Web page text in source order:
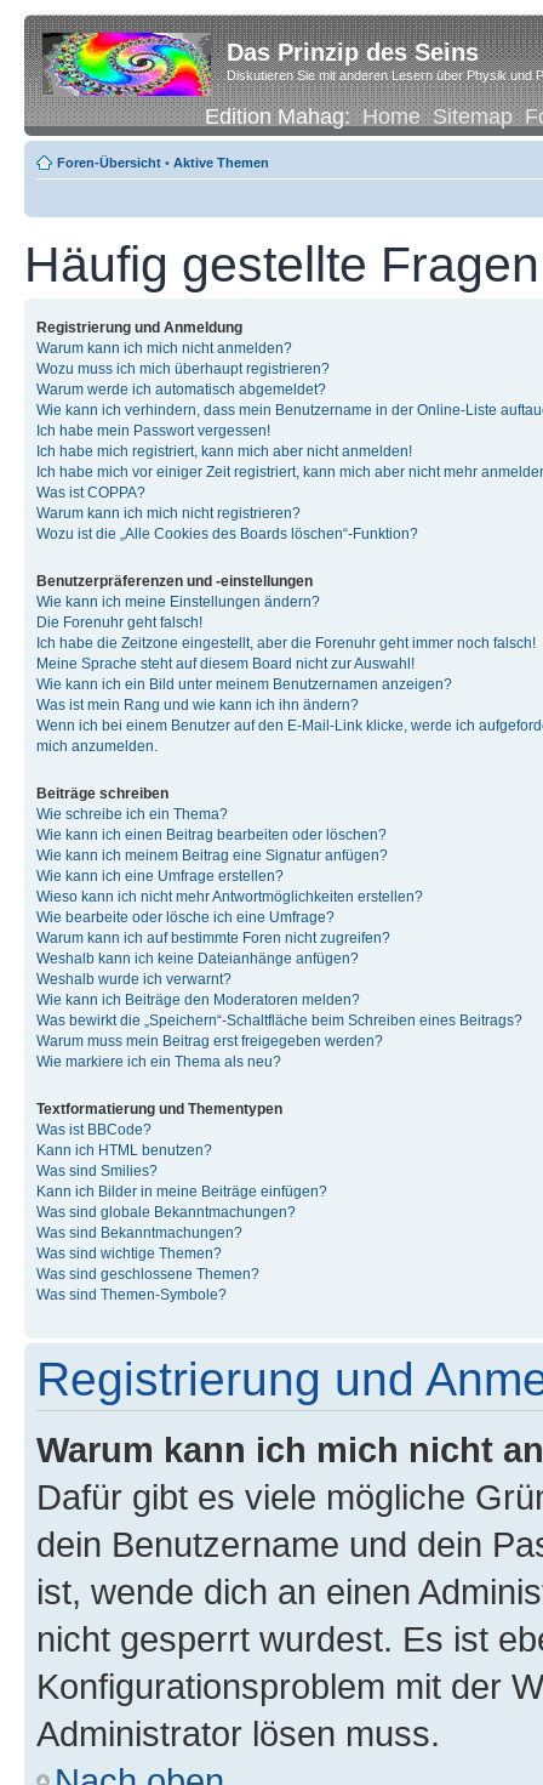
Das Prinzip des Seins
Diskutieren Sie mit anderen Lesern über Physik und
Edition Mahag:Home Sitemap
Foren-Übersicht • Aktive Themen
Häufig gestellte Fragen
Registrierung und Anmeldung
Warum kann ich mich nicht anmelden?
Wozu muss ich mich überhaupt registrieren?
Warum werde ich automatisch abgemeldet?
Wie kann ich verhindern, dass mein Benutzername in der Online-Liste
Ich habe mein Passwort vergessen!
Ich habe mich registriert, kann mich aber nicht anmelden!
Ich habe mich vor einiger Zeit registriert, kann mich aber nicht mehr
Was ist COPPA?
Warum kann ich mich nicht registrieren?
Wozu ist die „Alle Cookies des Boards löschen“-Funktion?
Benutzerpräferenzen und -einstellungen
Wie kann ich meine Einstellungen ändern?
Die Forenuhr geht falsch!
Ich habe die Zeitzone eingestellt, aber die Forenuhr geht immer noch falsch!
Meine Sprache steht auf diesem Board nicht zur Auswahl!
Wie kann ich ein Bild unter meinem Benutzernamen anzeigen?
Was ist mein Rang und wie kann ich ihn ändern?
Wenn ich bei einem Benutzer auf den E-Mail-Link klicke, werde ich
mich anzumelden.
Beiträge schreiben
Wie schreibe ich ein Thema?
Wie kann ich einen Beitrag bearbeiten oder löschen?
Wie kann ich meinem Beitrag eine Signatur anfügen?
Wie kann ich eine Umfrage erstellen?
Wieso kann ich nicht mehr Antwortmöglichkeiten erstellen?
Wie bearbeite oder lösche ich eine Umfrage?
Warum kann ich auf bestimmte Foren nicht zugreifen?
Weshalb kann ich keine Dateianhänge anfügen?
Weshalb wurde ich verwarnt?
Wie kann ich Beiträge den Moderatoren melden?
Was bewirkt die „Speichern“-Schaltfläche beim Schreiben eines Beitrags?
Warum muss mein Beitrag erst freigegeben werden?
Wie markiere ich ein Thema als neu?
Textformatierung und Thementypen
Was ist BBCode?
Kann ich HTML benutzen?
Was sind Smilies?
Kann ich Bilder in meine Beiträge einfügen?
Was sind globale Bekanntmachungen?
Was sind Bekanntmachungen?
Was sind wichtige Themen?
Was sind geschlossene Themen?
Was sind Themen-Symbole?
Registrierung und
Warum kann ich mich nicht
Dafür gibt es viele mögliche
dein Benutzername und dein
ist, wende dich an einen
nicht gesperrt wurdest. Es ist
Konfigurationsproblem mit der
Administrator lösen muss.